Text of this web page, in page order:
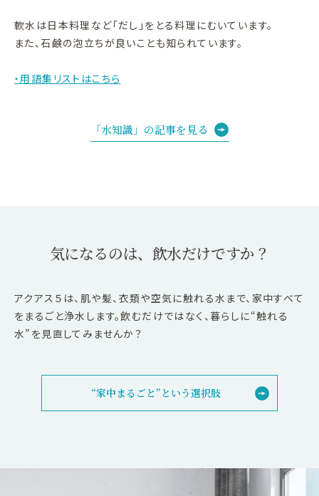
軟水は日本料理など「だし」をとる料理にむいています。
また、石鹸の泡立ちが良いことも知られています。
・用語集リストはこちら
「水知識」の記事を見る
気になるのは、飲水だけですか？
アクアス５は、肌や髪、衣類や空気に触れる水まで、家中すべて
をまるごと浄水します。飲むだけではなく、暮らしに“触れる
水”を見直してみませんか？
“家中まるごと”という選択肢